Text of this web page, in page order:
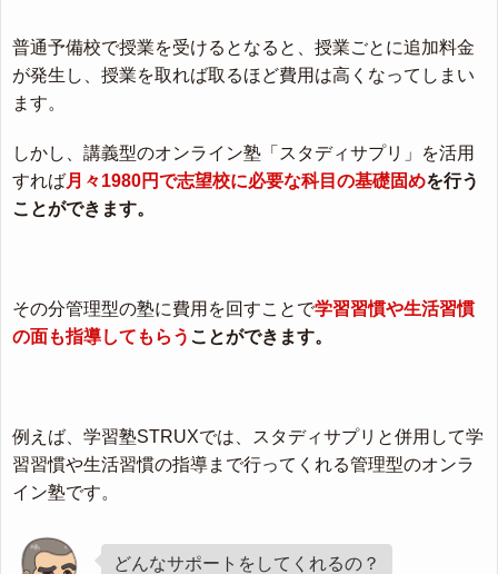
普通予備校で授業を受けるとなると、授業ごとに追加料金
が発生し、授業を取れば取るほど費用は高くなってしまい
ます。
しかし、講義型のオンライン塾「スタディサプリ」を活用
すれば月々1980円で志望校に必要な科目の基礎固めを行う
ことができます。
その分管理型の塾に費用を回すことで学習習慣や生活習慣
の面も指導してもらう ことができます。
例えば、学習塾STRUXでは、スタディサプリと併用して学
習習慣や生活習慣の指導まで行ってくれる管理型のオンラ
イン塾です。
どんなサポートをしてくれるの？